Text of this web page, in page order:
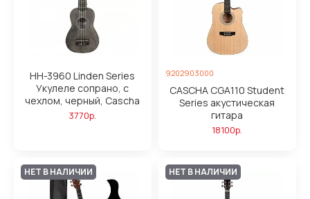
HH-3960 Linden Series
Укулеле сопрано, с
чехлом, черный, Cascha
3770р.
9202903000
CASCHA CGA110 Student
Series акустическая
гитара
18100р.
НЕТ В НАЛИЧИИ НЕТ В НАЛИЧИИ